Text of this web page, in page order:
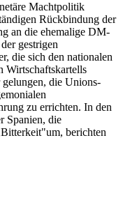
Machtpolitik
Rückbindung der
an die ehemalige DM-
gestrigen
die sich den nationalen
Wirtschaftskartells
die Unions-
zu errichten. In den
Spanien, die
berichten